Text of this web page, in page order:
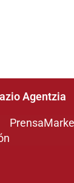
Agentzia
Prensa